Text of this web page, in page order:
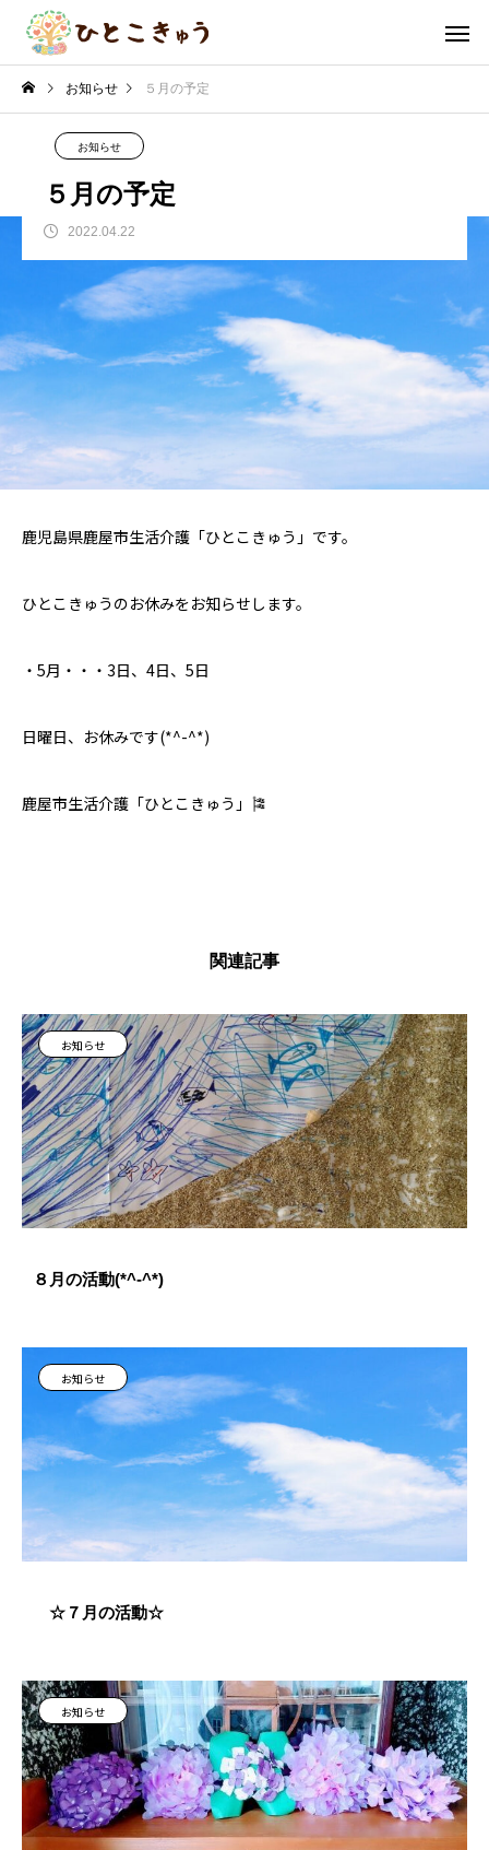
お知らせ ５月の予定
お知らせ
５月の予定
2022.04.22
鹿児島県鹿屋市生活介護「ひとこきゅう」です。
ひとこきゅうのお休みをお知らせします。
・5月・・・3日、4日、5日
日曜日、お休みです(*^-^*)
鹿屋市生活介護「ひとこきゅう」🎏
関連記事
お知らせ
８月の活動(*^-^*)
お知らせ
☆７月の活動☆
お知らせ